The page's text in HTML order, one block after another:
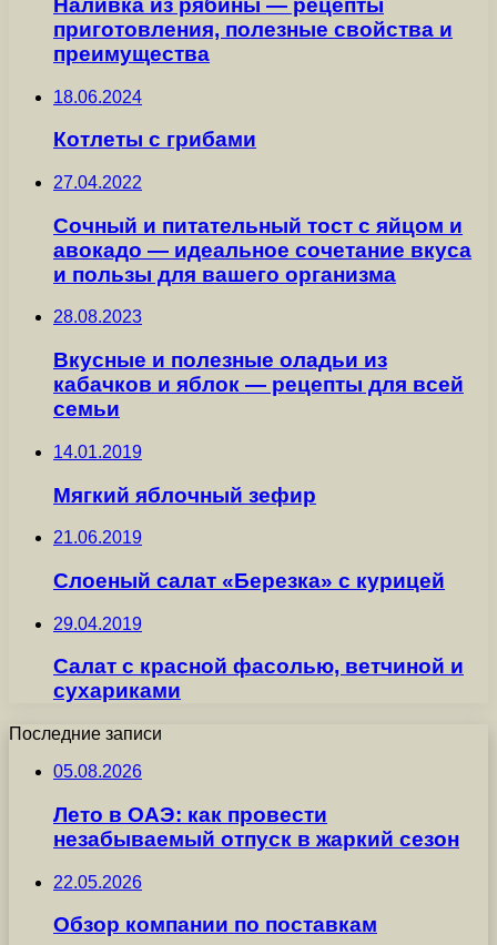
Наливка из рябины — рецепты
приготовления, полезные свойства и
преимущества
18.06.2024
Котлеты с грибами
27.04.2022
Сочный и питательный тост с яйцом и
авокадо — идеальное сочетание вкуса
и пользы для вашего организма
28.08.2023
Вкусные и полезные оладьи из
кабачков и яблок — рецепты для всей
семьи
14.01.2019
Мягкий яблочный зефир
21.06.2019
Слоеный салат «Березка» с курицей
29.04.2019
Салат с красной фасолью, ветчиной и
сухариками
Последние записи
05.08.2026
Лето в ОАЭ: как провести
незабываемый отпуск в жаркий сезон
22.05.2026
Обзор компании по поставкам